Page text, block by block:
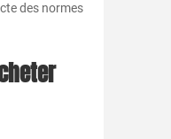
des normes